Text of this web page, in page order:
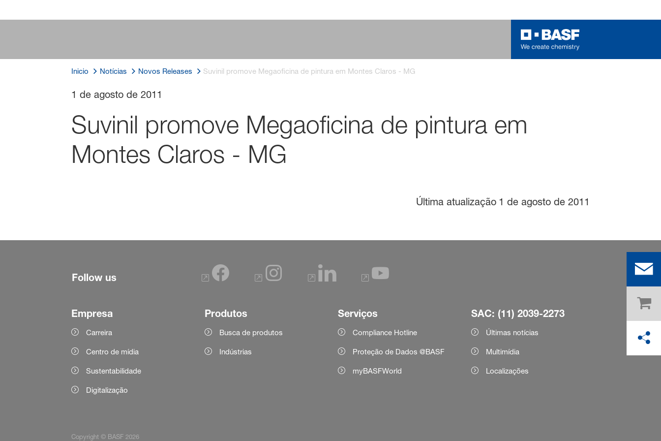
Inicio Notícias Novos Releases Suvinil promove Megaoficina de pintura em Montes Claros - MG
1 de agosto de 2011
Suvinil promove Megaoficina de pintura em
Montes Claros - MG
Última atualização 1 de agosto de 2011
Follow us
Empresa
Carreira
Centro de mídia
Sustentabilidade
Digitalização
Produtos
Busca de produtos
Indústrias
Serviços
Compliance Hotline
Proteção de Dados @BASF
myBASFWorld
SAC: (11) 2039-2273
Últimas notícias
Multimídia
Localizações
Copyright © BASF 2026